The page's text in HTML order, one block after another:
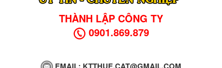
THÀNH LẬP CÔNG TY
0901.869.879